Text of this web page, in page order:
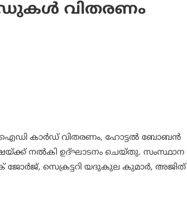
വിതരണം
ഐഡി കാർഡ് വിതരണം, ഹോട്ടൽ ബോബൻ
നൽകി ഉദ്ഘാടനം ചെയ്തു. സംസ്ഥാന
ജോർജ്, സെക്രട്ടറി യദുകുല കുമാർ, അജിത്